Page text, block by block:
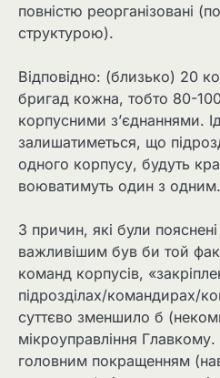
повністю реорганізовані
структурою).
Відповідно: (близько) 20
бригад кожна, тобто 80-
корпусними з’єднаннями.
залишатиметься, що
одного корпусу, будуть
воюватимуть один з одним.
З причин, які були
важливішим був би той
команд корпусів,
підрозділах/командирах/
суттєво зменшило б
мікроуправління
головним покращенням